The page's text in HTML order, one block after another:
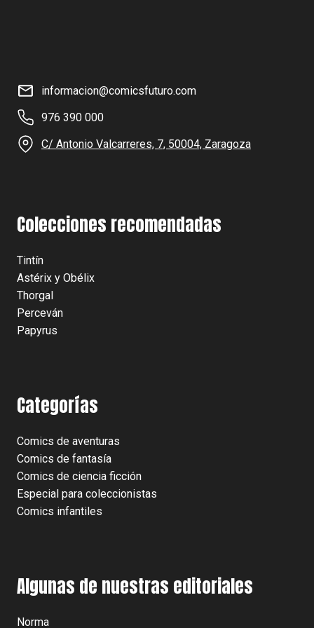
informacion@comicsfuturo.com
976 390 000
C/ Antonio Valcarreres, 7, 50004, Zaragoza
Colecciones recomendadas
Tintín
Astérix y Obélix
Thorgal
Perceván
Papyrus
Categorías
Comics de aventuras
Comics de fantasía
Comics de ciencia ficción
Especial para coleccionistas
Comics infantiles
Algunas de nuestras editoriales
Norma